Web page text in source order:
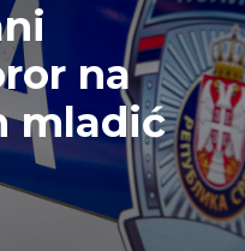
na
mladić